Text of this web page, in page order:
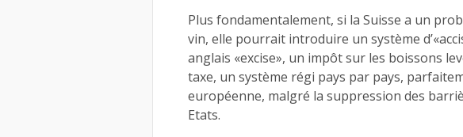
Plus fondamentalement, si la Suisse a un
vin, elle pourrait introduire un système
anglais «excise», un impôt sur les boissons
taxe, un système régi pays par pays,
européenne, malgré la suppression des
Etats.